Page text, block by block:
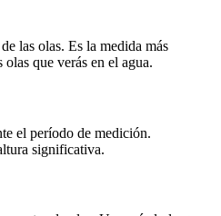
las olas. Es la medida más
que verás en el agua.
el período de medición.
significativa.